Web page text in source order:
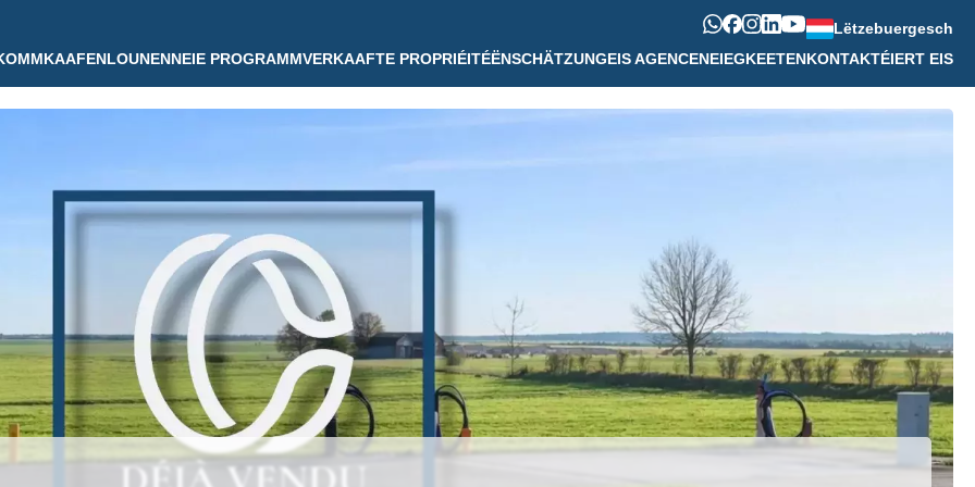
Lëtzebuergesch
KAAFENLOUNENNEIE PROGRAMMVERKAAFTE PROPRIÉITÉËNSCHÄTZUNGEIS AGENCENEIEGKEETENKONTAKTÉIERT EIS